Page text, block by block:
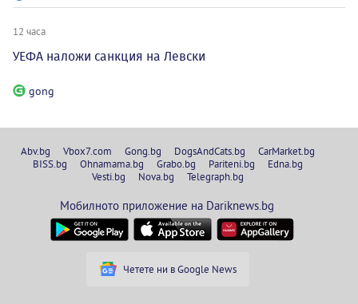
12 часа
УЕФА наложи санкция на Левски
gong
Abv.bg Vbox7.com Gong.bg DogsAndCats.bg
CarMarket.bg
BISS.bg
Ohnamama.bg Grabo.bg Pariteni.bg
Edna.bg
Vesti.bg
Nova.bg Telegraph.bg
Мобилното приложение на Dariknews.bg
Четете ни в Google News